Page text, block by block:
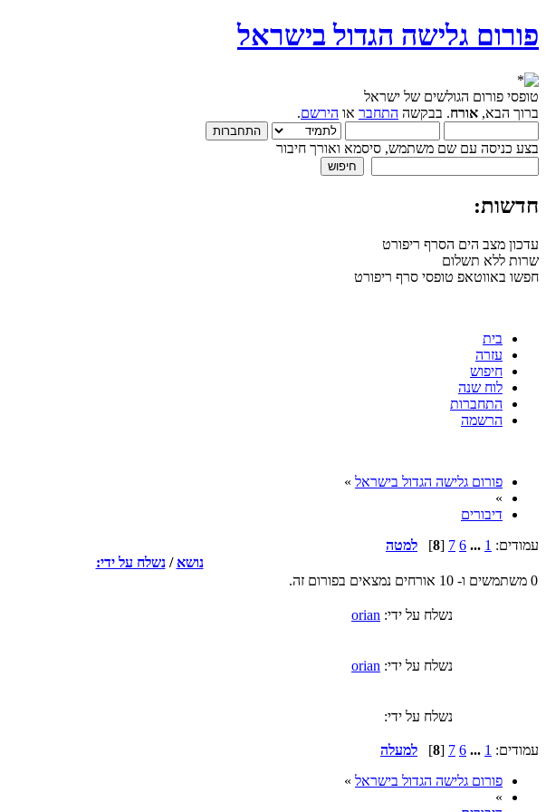
פורום גלישה הגדול בישראל
טופסי פורום הגולשים של ישראל
ברוך הבא, אורח. בבקשה התחבר או הירשם.
בצע כניסה עם שם משתמש, סיסמא ואורך חיבור
חדשות:
עדכון מצב הים הסרף ריפורט
שרות ללא תשלום
חפשו באווטאפ טופסי סרף ריפורט
בית
עזרה
חיפוש
לוח שנה
התחברות
הרשמה
פורום גלישה הגדול בישראל »
»
דיבורים
עמודים: 1
...
6
7
[
8
] למטה
נושא /נשלח על ידי:
0 משתמשים ו- 10 אורחים נמצאים בפורום זה.
נשלח על ידי: orian
נשלח על ידי: orian
נשלח על ידי:
עמודים: 1
...
6
7
[
8
] למעלה
פורום גלישה הגדול בישראל »
»